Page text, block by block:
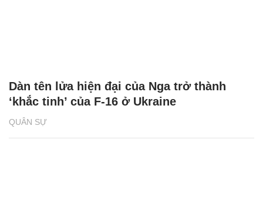
QUÂN SỰ
Dàn tên lửa hiện đại của Nga trở thành
‘khắc tinh’ của F-16 ở Ukraine